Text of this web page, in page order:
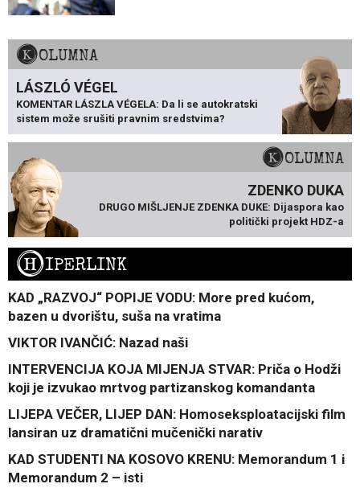
KOLUMNA
LÁSZLÓ VÉGEL
KOMENTAR LÁSZLA VÉGELA: Da li se autokratski
sistem može srušiti pravnim sredstvima?
KOLUMNA
ZDENKO DUKA
DRUGO MIŠLJENJE ZDENKA DUKE: Dijaspora kao
politički projekt HDZ-a
HIPERLINK
KAD „RAZVOJ“ POPIJE VODU: More pred kućom,
bazen u dvorištu, suša na vratima
VIKTOR IVANČIĆ: Nazad naši
INTERVENCIJA KOJA MIJENJA STVAR: Priča o Hodži
koji je izvukao mrtvog partizanskog komandanta
LIJEPA VEČER, LIJEP DAN: Homoseksploatacijski film
lansiran uz dramatični mučenički narativ
KAD STUDENTI NA KOSOVO KRENU: Memorandum 1 i
Memorandum 2 – isti